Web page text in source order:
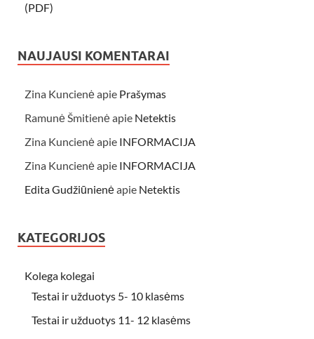
(PDF)
NAUJAUSI KOMENTARAI
Zina Kuncienėapie Prašymas
Ramunė Šmitienėapie Netektis
Zina Kuncienėapie INFORMACIJA
Zina Kuncienėapie INFORMACIJA
Edita Gudžiūnienėapie Netektis
KATEGORIJOS
Kolega kolegai
Testai ir užduotys 5- 10 klasėms
Testai ir užduotys 11- 12 klasėms